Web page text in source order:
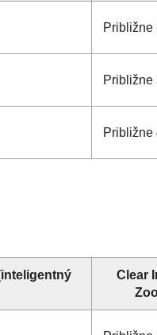
Približne
Približne
Približne
Clear